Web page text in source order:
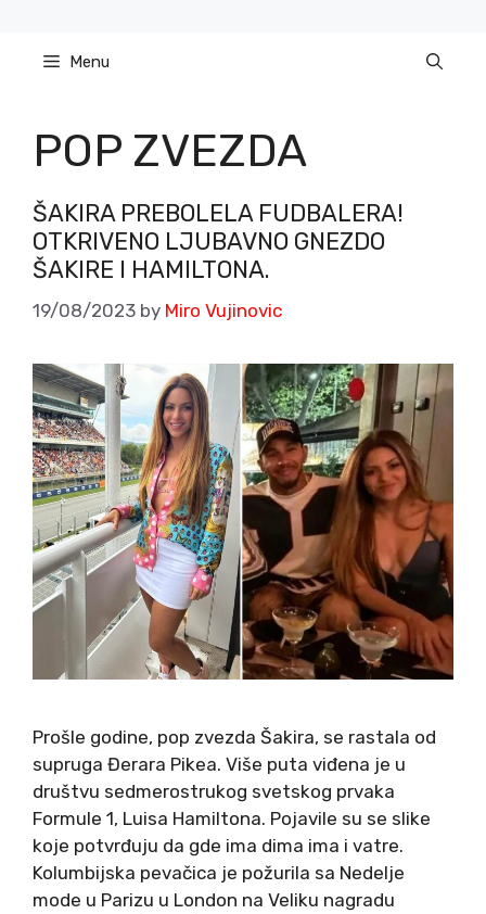
content Menu
POP ZVEZDA
ŠAKIRA PREBOLELA FUDBALERA!
OTKRIVENO LJUBAVNO GNEZDO
ŠAKIRE I HAMILTONA.
19/08/2023 by Miro Vujinovic
Prošle godine, pop zvezda Šakira, se rastala od
supruga Đerara Pikea. Više puta viđena je u
društvu sedmerostrukog svetskog prvaka
Formule 1, Luisa Hamiltona. Pojavile su se slike
koje potvrđuju da gde ima dima ima i vatre.
Kolumbijska pevačica je požurila sa Nedelje
mode u Parizu u London na Veliku nagradu